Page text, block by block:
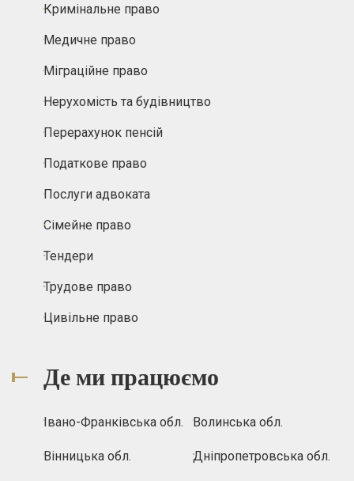
Кримінальне право
Медичне право
Міграційне право
Нерухомість та будівництво
Перерахунок пенсій
Податкове право
Послуги адвоката
Сімейне право
Тендери
Трудове право
Цивільне право
Де ми працюємо
Івано-Франківська обл. Волинська обл.
Вінницька обл. Дніпропетровська обл.